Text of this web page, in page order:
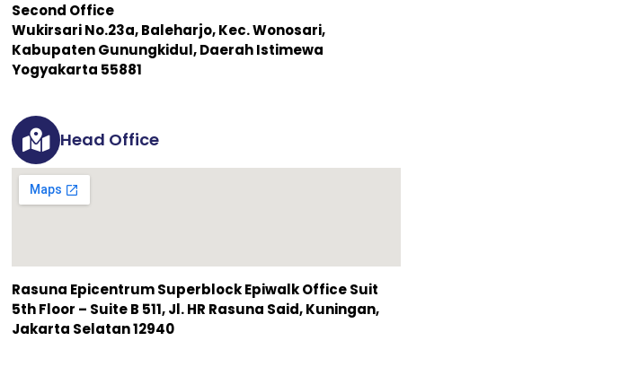
Second Office
Wukirsari No.23a, Baleharjo, Kec. Wonosari,
Kabupaten Gunungkidul, Daerah Istimewa
Yogyakarta 55881
Head Office
Rasuna Epicentrum Superblock Epiwalk Office Suit
5th Floor – Suite B 511, Jl. HR Rasuna Said, Kuningan,
Jakarta Selatan 12940